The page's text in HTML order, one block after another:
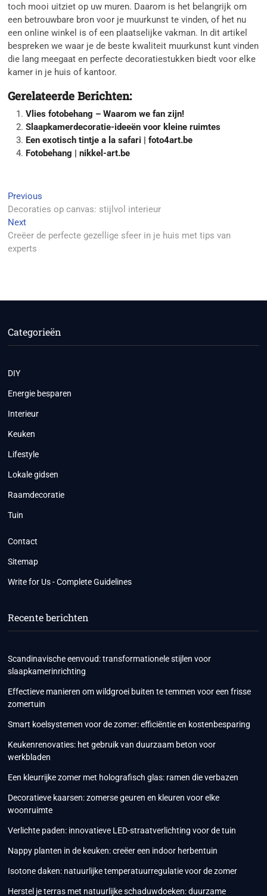
toch mooi uitziet op uw muren. Daarom is het belangrijk om
een betrouwbare bron voor je muurkunst te vinden, of het nu
een online winkel is of een plaatselijke vakman. In dit artikel
bespreken we waar je de beste kwaliteit muurkunst kunt vinden
die lang meegaat en perfecte decoratiestukken biedt voor elke
kamer in je huis of kantoor.
Gerelateerde Berichten:
Vlies fotobehang – Waarom we fan zijn!
Slaapkamerdecoratie-ideeën voor kleine ruimtes
Een exotisch tintje a la safari | foto4art.be
Fotobehang | nikkel-art.be
Berichtnavigatie
Previous
post:
Decoraties op canvas: stijlvol interieur
NextNext
post:
Creëer de perfecte gezellige sfeer in je huis met tips van
experts
Categorieën
DIY
Energie besparen
Interieur
Keuken
Lifestyle
Lokale gidsen
Raamdecoratie
Tuin
Contact
Sitemap
Write for Us - Complete Guidelines
Recente berichten
Scandinavische eenvoud: transformationele stijlen voor
slaapkamerinrichting
Effectieve manieren om wildgroei buiten te temmen voor een frisse
zomertuin
Smart koelsystemen voor de zomer: efficiëntie en kostenbesparing
Keukenrenovaties: het gebruik van duurzaam beton voor
werkbladen
Een kleurrijke zomer met holografisch glas: ramen die verbazen
Decoratieve kaarsen: zomerse geuren en kleuren voor elke
woonruimte
Verlichte paden: innovatieve LED-straatverlichting voor de tuin
Nappy planten in de keuken: creëer een indoor herbentuin
Isotone daken: natuurlijke temperatuurregulatie voor de zomer
Herstel je terras met natuurlijke schaduwdoeken: duurzame